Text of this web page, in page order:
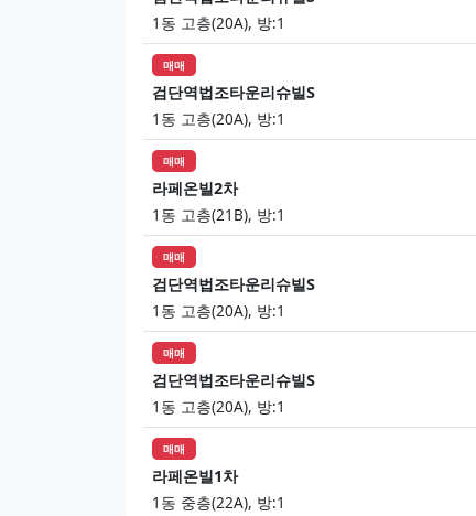
1동 고층(20A), 방:1
매매
검단역법조타운리슈빌S
1동 고층(20A), 방:1
매매
라페온빌2차
1동 고층(21B), 방:1
매매
검단역법조타운리슈빌S
1동 고층(20A), 방:1
매매
검단역법조타운리슈빌S
1동 고층(20A), 방:1
매매
라페온빌1차
1동 중층(22A), 방:1